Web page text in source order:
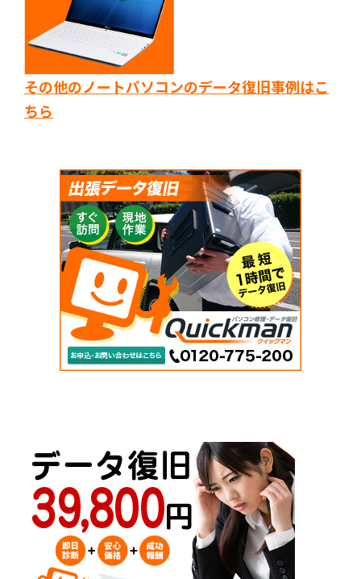
その他のノートパソコンのデータ復旧事例はこ
ちら